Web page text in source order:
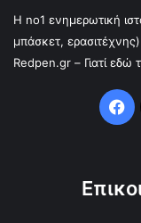
Η no1 ενημερωτική
μπάσκετ,
Redpen.gr – Γιατί